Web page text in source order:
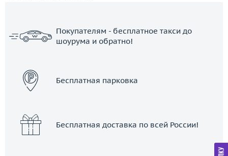
Покупателям - бесплатное такси до
шоурума и обратно!
Бесплатная парковка
Бесплатная доставка по всей России!